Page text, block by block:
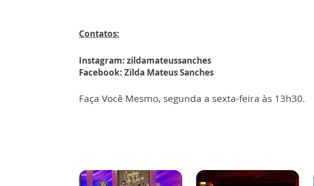
Contatos:
Instagram: zildamateussanches
Facebook: Zilda Mateus Sanches
Faça Você Mesmo, segunda a sexta-feira às 13h30.